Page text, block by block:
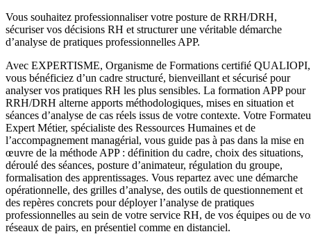
Vous souhaitez professionnaliser votre posture de RRH/DRH,
sécuriser vos décisions RH et structurer une véritable démarche
d’analyse de pratiques professionnelles APP.
Avec EXPERTISME, Organisme de Formations certifié QUALIOPI,
vous bénéficiez d’un cadre structuré, bienveillant et sécurisé pour
analyser vos pratiques RH les plus sensibles. La formation APP pour
RRH/DRH alterne apports méthodologiques, mises en situation et
séances d’analyse de cas réels issus de votre contexte. Votre
Expert Métier, spécialiste des Ressources Humaines et de
l’accompagnement managérial, vous guide pas à pas dans la mise en
œuvre de la méthode APP : définition du cadre, choix des situations,
déroulé des séances, posture d’animateur, régulation du groupe,
formalisation des apprentissages. Vous repartez avec une démarche
opérationnelle, des grilles d’analyse, des outils de questionnement et
des repères concrets pour déployer l’analyse de pratiques
professionnelles au sein de votre service RH, de vos équipes ou de
réseaux de pairs, en présentiel comme en distanciel.